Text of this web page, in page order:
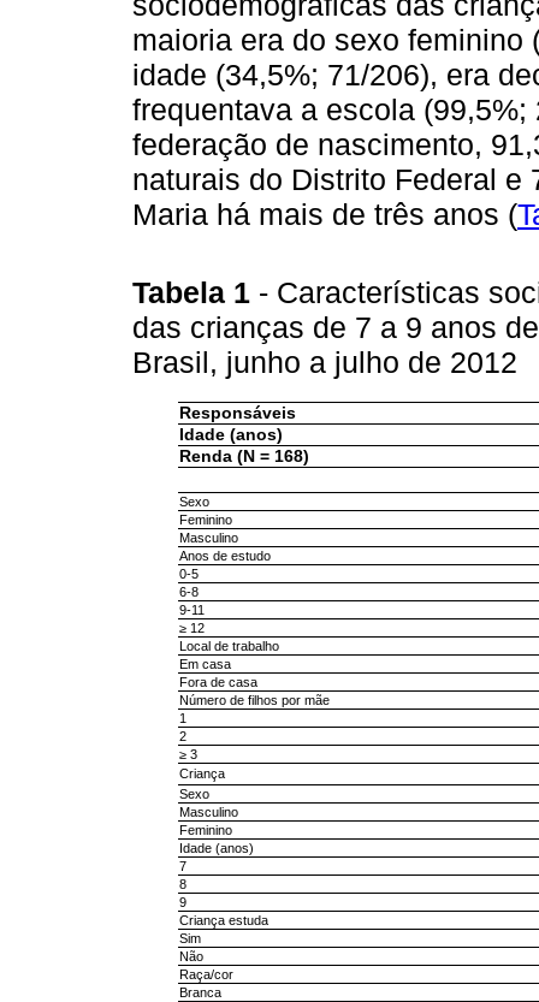
maioria era do sexo feminino
idade (34,5%; 71/206), era
frequentava a escola
federação de nascimento,
naturais do Distrito Federal e
Maria há mais de três anos (
Tabela 1 - Características
das crianças de 7 a 9 anos
Brasil, junho a julho de 2012
Responsáveis
Idade (anos)
Renda (N = 168)
Sexo
Feminino
Masculino
Anos de estudo
0-5
6-8
9-11
≥ 12
Local de trabalho
Em casa
Fora de casa
Número de filhos por mãe
1
2
≥ 3
Criança
Sexo
Masculino
Feminino
Idade (anos)
7
8
9
Criança estuda
Sim
Não
Raça/cor
Branca